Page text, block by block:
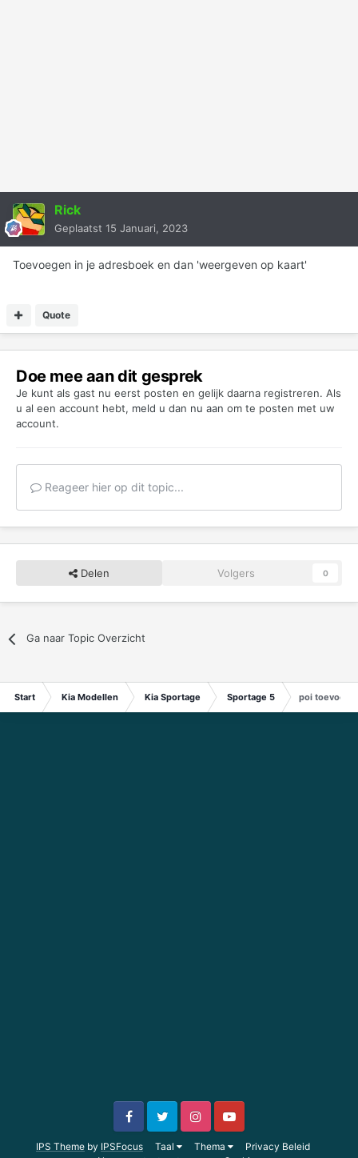
Rick
Geplaatst 15 Januari, 2023
Toevoegen in je adresboek en dan 'weergeven op kaart'
Quote
Doe mee aan dit gesprek
Je kunt als gast nu eerst posten en gelijk daarna registreren. Als
u al een account hebt, meld u dan nu aan om te posten met uw
account.
Reageer hier op dit topic...
Delen Volgers 0
Ga naar Topic Overzicht
Start Kia Modellen Kia Sportage Sportage 5 poi
IPS Theme by IPSFocus Taal Thema
Privacy Beleid